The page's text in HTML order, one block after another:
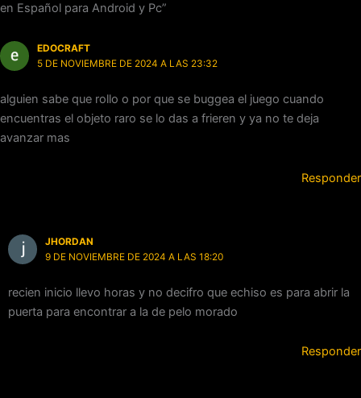
en Español para Android y Pc”
EDOCRAFT
5 DE NOVIEMBRE DE 2024 A LAS 23:32
alguien sabe que rollo o por que se buggea el juego cuando
encuentras el objeto raro se lo das a frieren y ya no te deja
avanzar mas
Responder
JHORDAN
9 DE NOVIEMBRE DE 2024 A LAS 18:20
recien inicio llevo horas y no decifro que echiso es para abrir la
puerta para encontrar a la de pelo morado
Responder